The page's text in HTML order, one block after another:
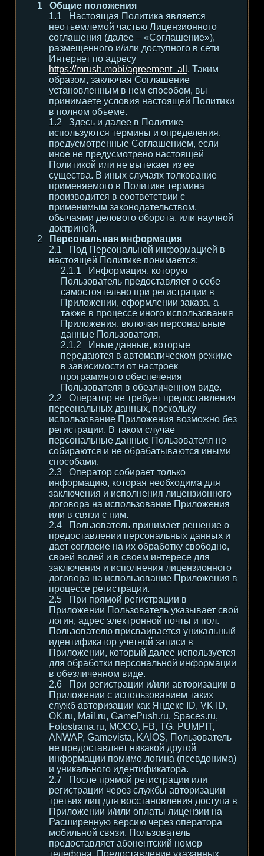
Общие положения
Настоящая Политика является
неотъемлемой частью Лицензионного
соглашения (далее – «Соглашение»),
размещенного и/или доступного в сети
Интернет по адресу
https://mrush.mobi/agreement_all . Таким
образом, заключая Соглашение
установленным в нем способом, вы
принимаете условия настоящей Политики
в полном объеме.
Здесь и далее в Политике
используются термины и определения,
предусмотренные Соглашением, если
иное не предусмотрено настоящей
Политикой или не вытекает из ее
существа. В иных случаях толкование
применяемого в Политике термина
производится в соответствии с
применимым законодательством,
обычаями делового оборота, или научной
доктриной.
Персональная информация
Под Персональной информацией в
настоящей Политике понимается:
Информация, которую
Пользователь предоставляет о себе
самостоятельно при регистрации в
Приложении, оформлении заказа, а
также в процессе иного использования
Приложения, включая персональные
данные Пользователя.
Иные данные, которые
передаются в автоматическом режиме
в зависимости от настроек
программного обеспечения
Пользователя в обезличенном виде.
Оператор не требует предоставления
персональных данных, поскольку
использование Приложения возможно без
регистрации. В таком случае
персональные данные Пользователя не
собираются и не обрабатываются иными
способами.
Оператор собирает только
информацию, которая необходима для
заключения и исполнения лицензионного
договора на использование Приложения
или в связи с ним.
Пользователь принимает решение о
предоставлении персональных данных и
дает согласие на их обработку свободно,
своей волей и в своем интересе для
заключения и исполнения лицензионного
договора на использование Приложения в
процессе регистрации.
При прямой регистрации в
Приложении Пользователь указывает свой
логин, адрес электронной почты и пол.
Пользователю присваивается уникальный
идентификатор учетной записи в
Приложении, который далее используется
для обработки персональной информации
в обезличенном виде.
При регистрации и/или авторизации в
Приложении с использованием таких
служб авторизации как Яндекс ID, VK ID,
OK.ru, Mail.ru, GamePush.ru, Spaces.ru,
Fotostrana.ru, MOCO, FB, TG, PUMPIT,
ANWAP, Gamevista, KAIOS, Пользователь
не предоставляет никакой другой
информации помимо логина (псевдонима)
и уникального идентификатора.
После прямой регистрации или
регистрации через службы авторизации
третьих лиц для восстановления доступа в
Приложении и/или оплаты лицензии на
Расширенную версию через оператора
мобильной связи, Пользователь
предоставляет абонентский номер
телефона. Предоставление указанных